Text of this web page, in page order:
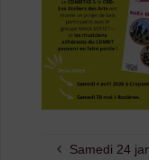
Samedi 24